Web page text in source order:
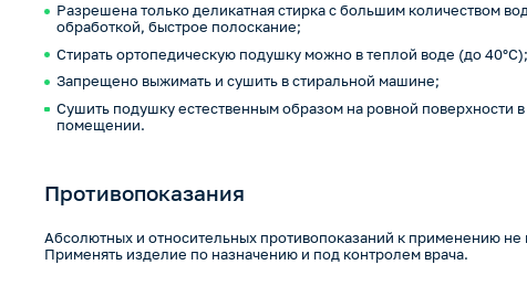
Разрешена только деликатная стирка с большим количеством
обработкой, быстрое полоскание;
Стирать ортопедическую подушку можно в теплой воде (до 40°С);
Запрещено выжимать и сушить в стиральной машине;
Сушить подушку естественным образом на ровной поверхности
помещении.
Противопоказания
Абсолютных и относительных противопоказаний к применению не
Применять изделие по назначению и под контролем врача.